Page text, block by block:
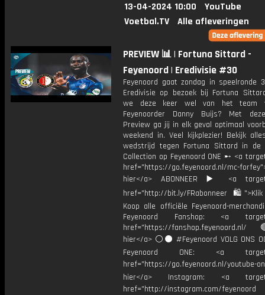
13-04-2024 10:00
YouTube
Voetbal.TV
Alle afleveringen
PREVIEW 📊 | Fortuna Sittard -
Feyenoord | Eredivisie #30
Feyenoord gaat zondag in speelronde
Eredivisie op bezoek bij Fortuna
we deze keer wel van het team
Feyenoorder Danny Buijs? Met
Preview ga jij in elk geval optimaal
weekend in. Veel kijkplezier! Bekijk
wedstrijd tegen Fortuna Sittard in de
Collection op Feyenoord ONE ➸ <a
href="https://go.feyenoord.nl/mc-
hier</a> ABONNEER ▶️ <a
href="http://bit.ly/FRabonneer
Koop alle officiële Feyenoord-
Feyenoord Fanshop: <a
href="https://
hier</a> ⚪️⚫ #Feyenoord VOLG ONS
Feyenoord ONE: <a
href="https://go.feyenoord.nl/youtube-
hier</a> Instagram: <a
href="http://instagram.com/